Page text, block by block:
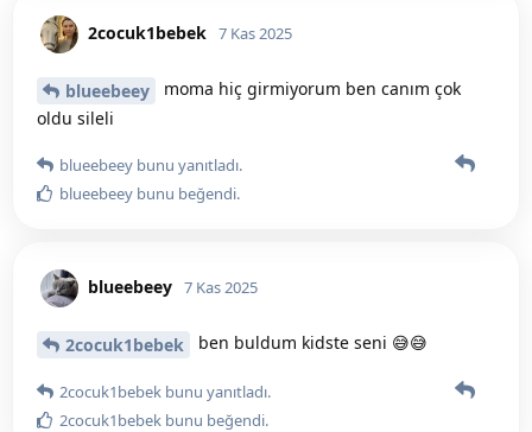
2cocuk1bebek 7 Kas 2025
blueebeey
moma hiç girmiyorum ben canım çok
oldu sileli
blueebeey bunu yanıtladı.
blueebeey bunu beğendi.
blueebeey 7 Kas 2025
2cocuk1bebek ben buldum kidste seni 😅😅
2cocuk1bebek bunu yanıtladı.
2cocuk1bebek bunu beğendi.